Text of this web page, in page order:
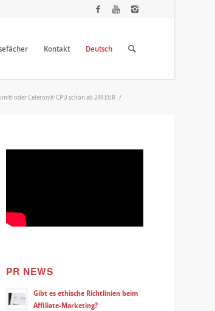
Kontakt Deutsch
oder Celeron® CPU schon ab 249 EUR /
PR NEWS
Gibt es ethische Richtlinien beim
Affiliate-Marketing?